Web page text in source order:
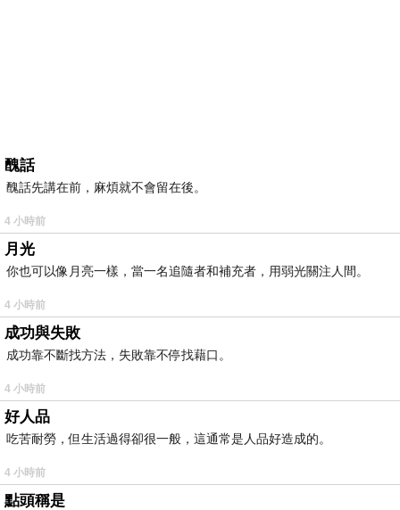
醜話
醜話先講在前，麻煩就不會留在後。
4 小時前
月光
你也可以像月亮一樣，當一名追隨者和補充者，用弱光關注人間。
4 小時前
成功與失敗
成功靠不斷找方法，失敗靠不停找藉口。
4 小時前
好人品
吃苦耐勞，但生活過得卻很一般，這通常是人品好造成的。
4 小時前
點頭稱是